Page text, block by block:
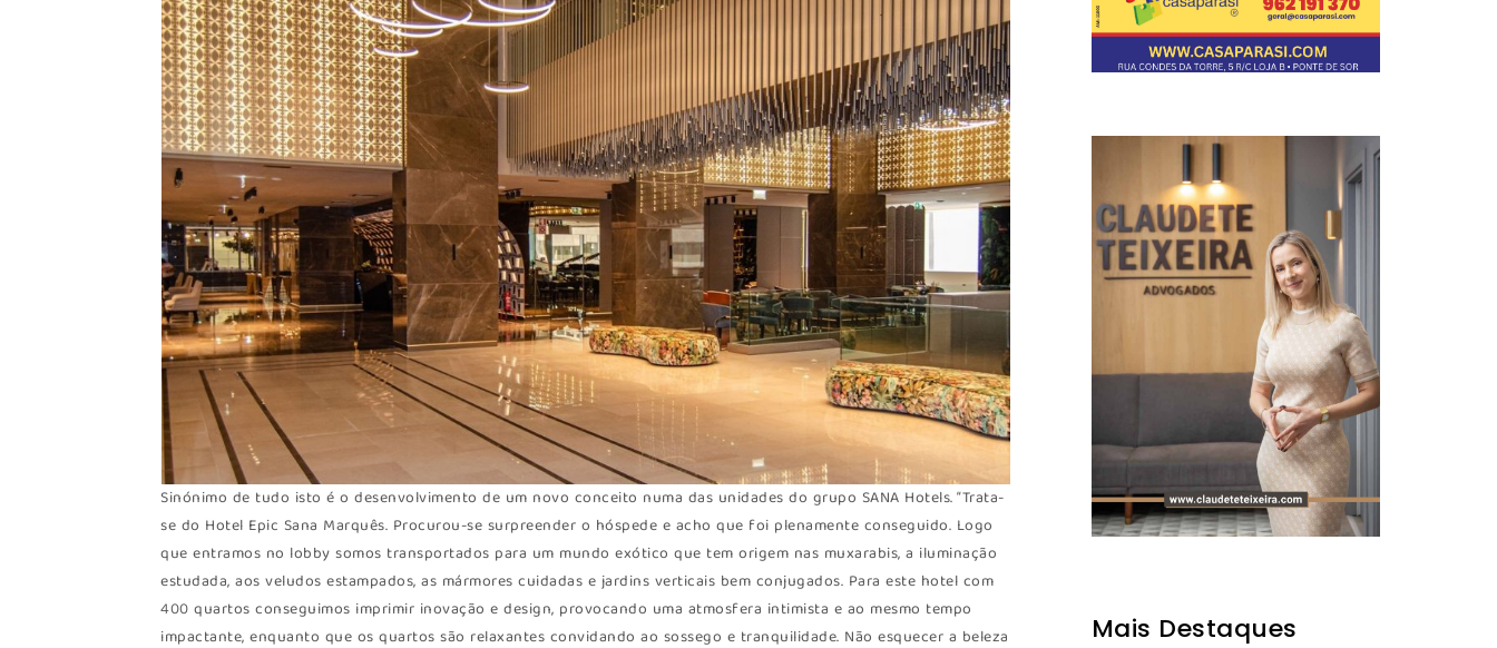
Sinónimo de tudo isto é o desenvolvimento de um novo conceito numa das unidades do grupo SANA Hotels. “Trata-
se do Hotel Epic Sana Marquês. Procurou-se surpreender o hóspede e acho que foi plenamente conseguido. Logo
que entramos no lobby somos transportados para um mundo exótico que tem origem nas muxarabis, a iluminação
estudada, aos veludos estampados, as mármores cuidadas e jardins verticais bem conjugados. Para este hotel com
400 quartos conseguimos imprimir inovação e design, provocando uma atmosfera intimista e ao mesmo tempo
impactante, enquanto que os quartos são relaxantes convidando ao sossego e tranquilidade. Não esquecer a beleza
Mais Destaques